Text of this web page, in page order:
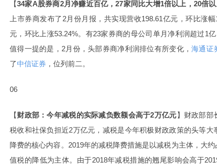
【34家A股券商2月净赚近百亿，27家同比大增1倍以上，20倍
上市券商发布了2月份月报，共实现营收198.61亿元，环比涨
元，环比上涨53.24%。有23家券商的母公司单月净利润超过1
值得一提的是，2月份，头部券商净利润排位有所变化，海通证
了中信证券 ，位列前二。
06
【财政部：今年减税的实际减负数额会高于2万亿元】财政部部
税收和社保负担近2万亿元，减税是今年积极财政政策的头等
降费的核心内容。2019年的减税降费措施是以减税为主体，大
值税的降低为主体。由于2018年减税措施的翘尾影响会高于